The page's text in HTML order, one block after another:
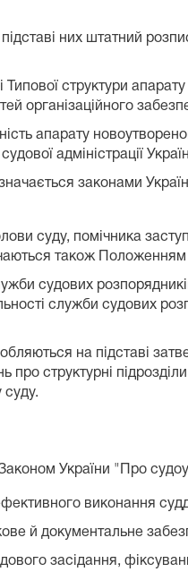
них штатний
Типової структури
організаційного
апарату
адміністрації
законами
суду, помічника
також
судових
служби судових
на підставі
про структурні
суду.
України "Про
виконання
й документальне
засідання,